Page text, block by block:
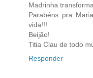
Madrinha
Parabéns pra
vida!!!
Beijão!
Titia Clau de todo
Responder